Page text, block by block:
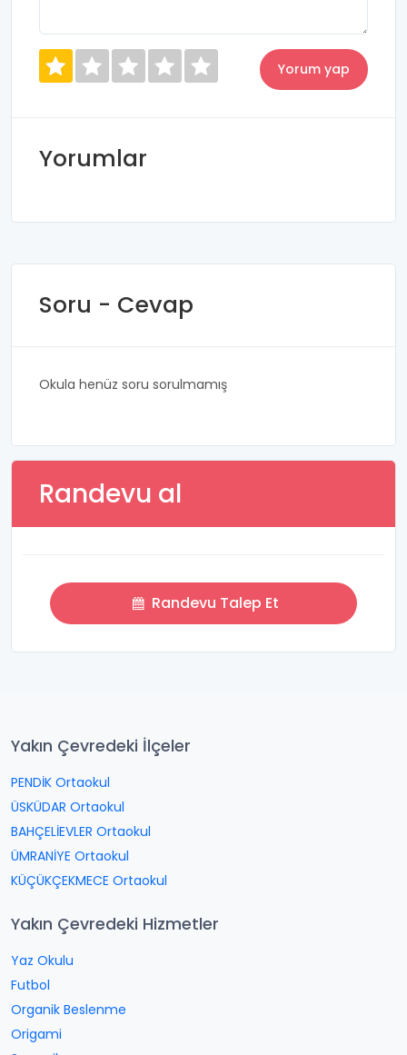
Yorumlar
Soru - Cevap
Okula henüz soru sorulmamış
Randevu al
Randevu Talep Et
Yakın Çevredeki İlçeler
PENDİK Ortaokul
ÜSKÜDAR Ortaokul
BAHÇELİEVLER Ortaokul
ÜMRANİYE Ortaokul
KÜÇÜKÇEKMECE Ortaokul
Yakın Çevredeki Hizmetler
Yaz Okulu
Futbol
Organik Beslenme
Origami